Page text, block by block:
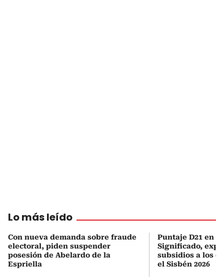
Lo más leído
Con nueva demanda sobre fraude
electoral, piden suspender
posesión de Abelardo de la
Espriella
Puntaje D21 en
Significado,
subsidios a los
el Sisbén 2026